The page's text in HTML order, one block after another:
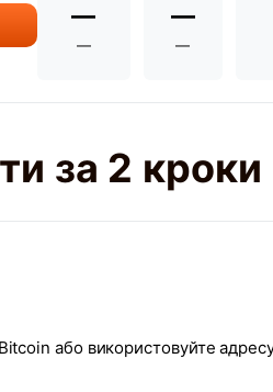
—
—
—
—
за 2 кроки
або використовуйте